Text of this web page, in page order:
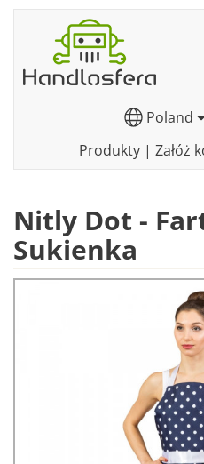
Poland
Produkty| Załóż
Nitly Dot -
Sukienka